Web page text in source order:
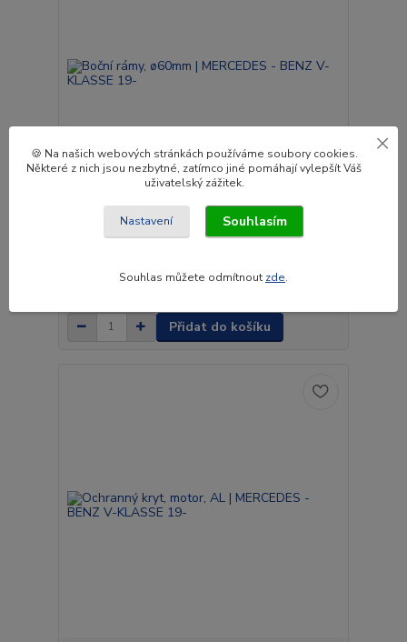
Boční rámy, ø60mm | MERCEDES - BENZ V-KLASSE
14 560 Kč
Na dotaz
Přidat do košíku
🍪 Na našich webových stránkách používáme soubory cookies.
Některé z nich jsou nezbytné, zatímco jiné pomáhají vylepšít Váš
uživatelský zážitek.
Nastavení Souhlasím
Souhlas můžete odmítnout zde.